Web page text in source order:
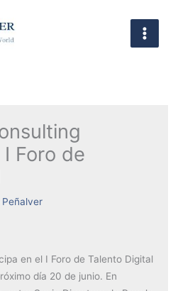
Foro de
Peñalver
en el I Foro de Talento Digital
día 20 de junio. En